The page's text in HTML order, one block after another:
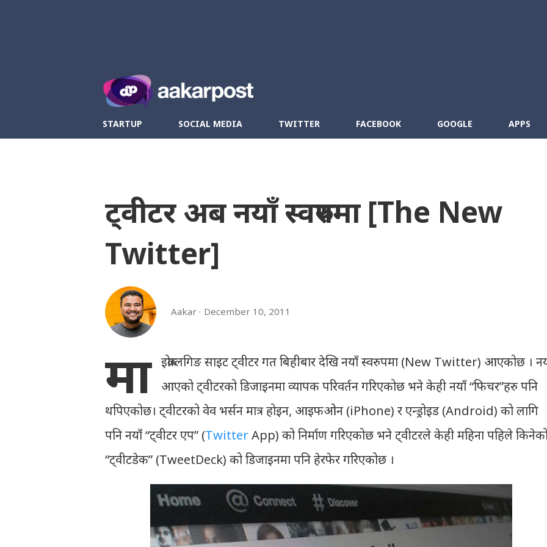
STARTUP SOCIAL MEDIA TWITTER FACEBOOK GOOGLE APPS
ट्वीटर अब नयाँ स्वरुपमा [The New
Twitter]
Aakar December 10, 2011
मा इक्रोब्लगिङ साइट ट्वीटर गत बिहीबार देखि नयाँ स्वरुपमा (New Twitter) आएकोछ ।
आएको ट्वीटरको डिजाइनमा व्यापक परिवर्तन गरिएकोछ भने केही नयाँ “फिचर”हरु पनि
थपिएकोछ। ट्वीटरको वेव भर्सन मात्र होइन, आइफओन (iPhone) र एन्ड्रोइड (Android) को लागि
पनि नयाँ “ट्वीटर एप” (TwitterApp) को निर्माण गरिएकोछ भने ट्वीटरले केही महिना पहिले
“ट्वीटडेक” (TweetDeck) को डिजाइनमा पनि हेरफेर गरिएकोछ ।